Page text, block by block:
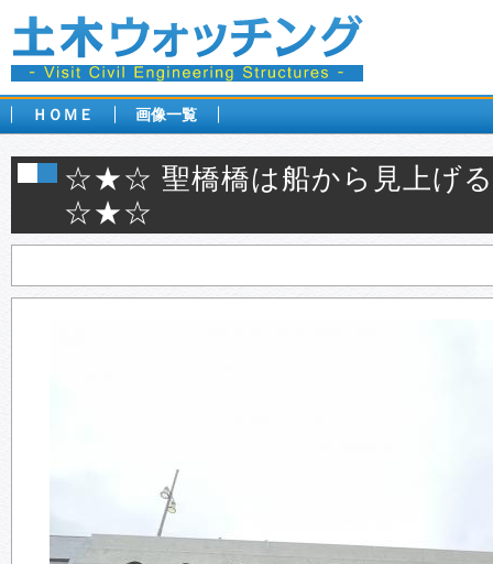
ＨＯＭＥ 画像一覧
☆★☆ 聖橋橋は船から見上げ
☆★☆